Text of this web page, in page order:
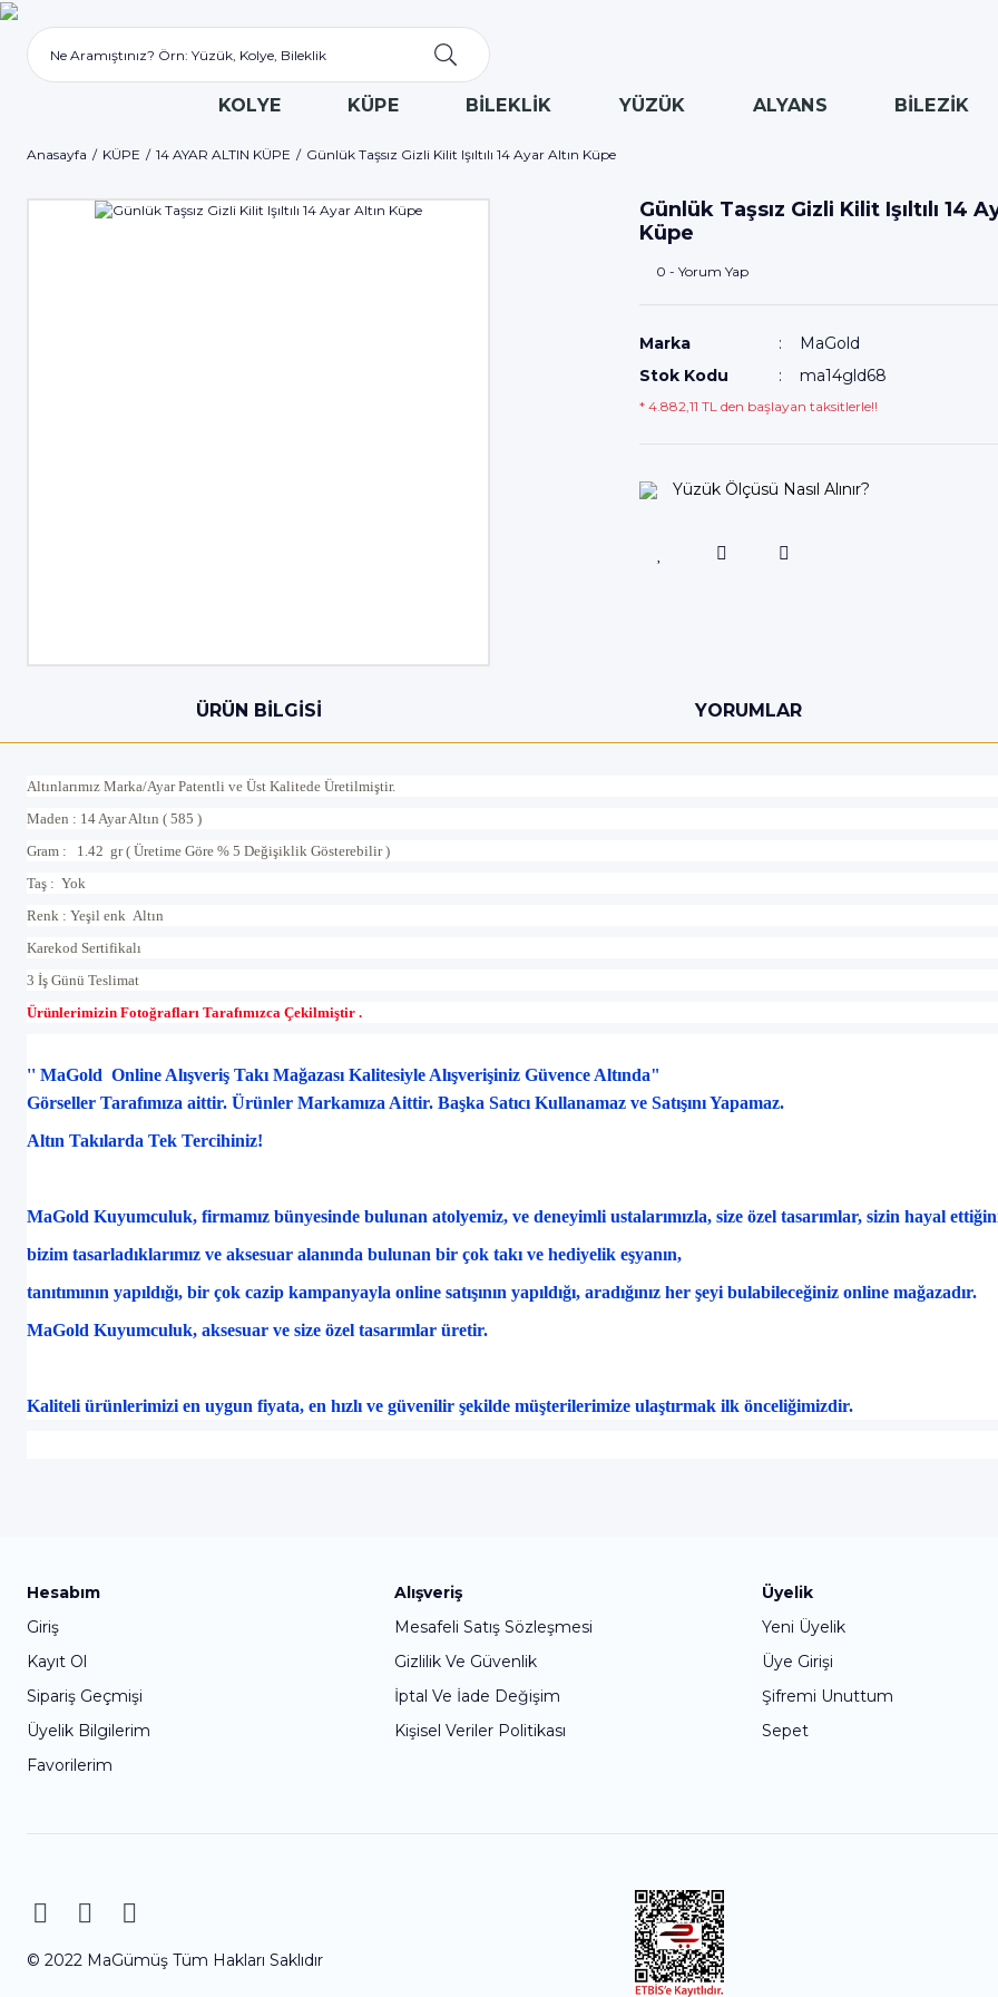
KOLYE KÜPE BİLEKLİK YÜZÜK ALYANS BİLEZİK
Anasayfa KÜPE 14 AYAR ALTIN KÜPE Günlük Taşsız Gizli Kilit Işıltılı 14 Ayar Altın Küpe
Günlük Taşsız Gizli Kilit Işıltılı 14
Küpe
0 - Yorum Yap
Marka
MaGold
Stok Kodu
ma14gld68
* 4.882,11 TL den başlayan taksitlerle!!
Yüzük Ölçüsü Nasıl Alınır?
ÜRÜN BILGISI YORUMLAR
Altınlarımız Marka/Ayar Patentli ve Üst Kalitede Üretilmiştir.
Maden : 14 Ayar Altın ( 585 )
Gram : 1.42 gr ( Üretime Göre % 5 Değişiklik Gösterebilir )
Taş : Yok
Renk : Yeşil enk Altın
Karekod Sertifikalı
3 İş Günü Teslimat
Ürünlerimizin Fotoğrafları Tarafımızca Çekilmiştir .
'' MaGold Online Alışveriş Takı Mağazası Kalitesiyle Alışverişiniz Güvence Altında"
Görseller Tarafımıza aittir. Ürünler Markamıza Aittir. Başka Satıcı Kullanamaz ve Satışını Yapamaz.
Altın Takılarda Tek Tercihiniz!
MaGold Kuyumculuk, firmamız bünyesinde bulunan atolyemiz, ve deneyimli ustalarımızla, size özel tasarımlar, sizin hayal
bizim tasarladıklarımız ve aksesuar alanında bulunan bir çok takı ve hediyelik eşyanın,
tanıtımının yapıldığı, bir çok cazip kampanyayla online satışının yapıldığı, aradığınız her şeyi bulabileceğiniz online mağazadır.
MaGold Kuyumculuk, aksesuar ve size özel tasarımlar üretir.
Kaliteli ürünlerimizi en uygun fiyata, en hızlı ve güvenilir şekilde müşterilerimize ulaştırmak ilk önceliğimizdir.
Yorum Yaz
Hesabım
Giriş
Kayıt Ol
Sipariş Geçmişi
Üyelik Bilgilerim
Favorilerim
Alışveriş
Mesafeli Satış Sözleşmesi
Gizlilik Ve Güvenlik
İptal Ve İade Değişim
Kişisel Veriler Politikası
Üyelik
Yeni Üyelik
Üye Girişi
Şifremi Unuttum
Sepet
© 2022 MaGümüş Tüm Hakları Saklıdır